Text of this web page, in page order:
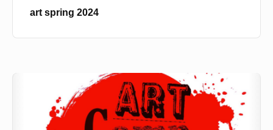
art spring 2024